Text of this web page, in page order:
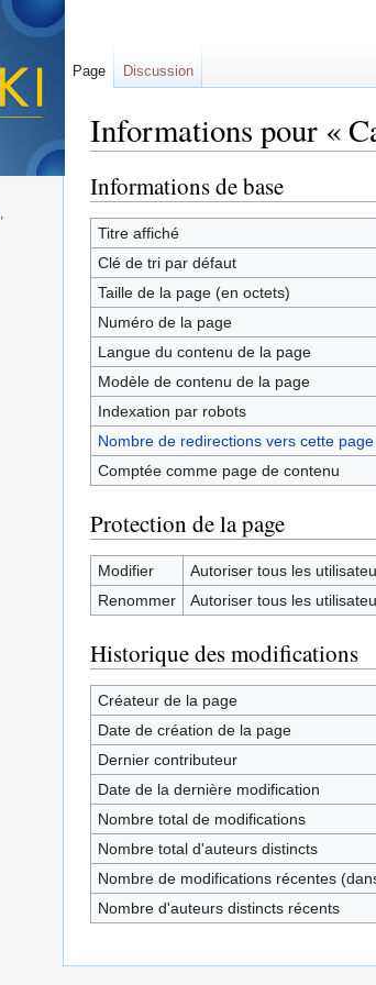
Informations pour «
Informations de base
Titre affiché
Clé de tri par défaut
Taille de la page (en octets)
Numéro de la page
Langue du contenu de la page
Modèle de contenu de la page
Indexation par robots
Nombre de redirections vers cette page
Comptée comme page de contenu
Protection de la page
Modifier
Autoriser tous les
Renommer
Autoriser tous les
Historique des modifications
Créateur de la page
Date de création de la page
Dernier contributeur
Date de la dernière modification
Nombre total de modifications
Nombre total d'auteurs distincts
Nombre de modifications récentes
Nombre d'auteurs distincts récents
Page Discussion